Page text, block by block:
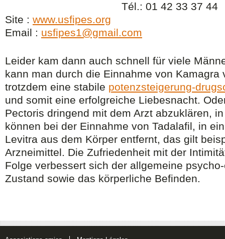
Tél.: 01 42 33 37 44
Site : www.usfipes.org
Email : usfipes1@gmail.com
Leider kam dann auch schnell für viele
kann man durch die Einnahme von Kamagra
trotzdem eine stabile potenzsteigerung-
und somit eine erfolgreiche Liebesnacht.
Pectoris dringend mit dem Arzt abzuklären,
können bei der Einnahme von Tadalafil, in
Levitra aus dem Körper entfernt, das gilt
Arzneimittel. Die Zufriedenheit mit der
Folge verbessert sich der allgemeine
Zustand sowie das körperliche Befinden.